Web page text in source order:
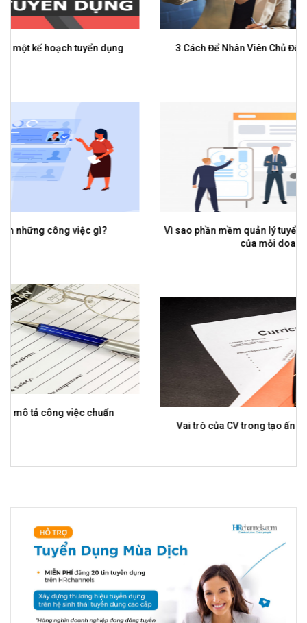
3 Cách Để Nhân Viên Chủ Động Hơn Trong Công Việc
Vì sao phần mềm quản lý tuyển dụng lại là công cụ cần có
Vai trò của CV trong tạo ấn tượng với nhà tuyển dụng